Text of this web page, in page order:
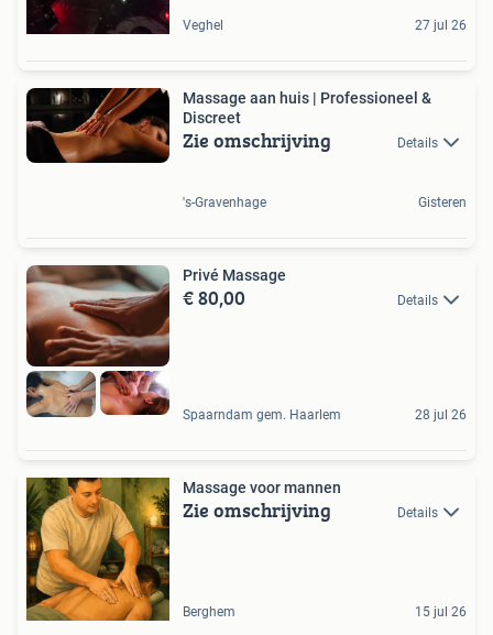
Veghel 27 jul 26
Massage aan huis | Professioneel &
Discreet
Zie omschrijving Details
's-Gravenhage Gisteren
Privé Massage
€ 80,00 Details
Spaarndam gem. Haarlem 28 jul 26
Massage voor mannen
Zie omschrijving Details
Berghem 15 jul 26